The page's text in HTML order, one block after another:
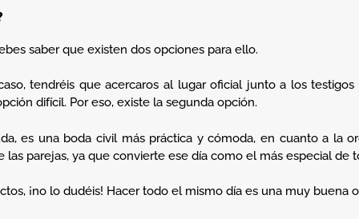
saber que existen dos opciones para ello.
tendréis que acercaros al lugar oficial junto a los
difícil. Por eso, existe la segunda opción.
es una boda civil más práctica y cómoda, en cuanto a la
parejas, ya que convierte ese día como el más especial de
¡no lo dudéis! Hacer todo el mismo día es una muy buena